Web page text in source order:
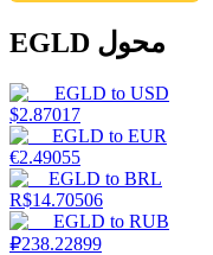
EGLD محول
EGLD to USD
$2.87017
EGLD to EUR
€2.49055
EGLD to BRL
R$14.70506
EGLD to RUB
₽238.22899